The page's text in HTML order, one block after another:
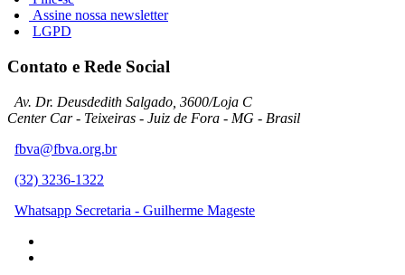
Assine nossa newsletter
LGPD
Contato e Rede Social
Av. Dr. Deusdedith Salgado, 3600/Loja C
Center Car - Teixeiras - Juiz de Fora - MG - Brasil
fbva@fbva.org.br
(32) 3236-1322
Whatsapp Secretaria - Guilherme Mageste